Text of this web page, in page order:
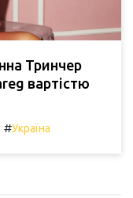
Тринчер
вартістю
#Україна